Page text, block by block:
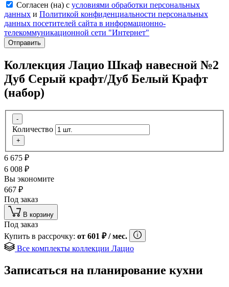
Согласен (на) с условиями обработки персональных
данных и Политикой конфиденциальности персональных
данных посетителей сайта в информационно-
телекоммуникационной сети "Интернет"
Отправить
Коллекция Лацио Шкаф навесной №2
Дуб Серый крафт/Дуб Белый Крафт
(набор)
-
Количество
+
6 675 ₽
6 008 ₽
Вы экономите
667 ₽
Под заказ
В корзину
Под заказ
Купить в рассрочку: от 601 ₽/ мес.
Все комплекты коллекции Лацио
Записаться на планирование кухни